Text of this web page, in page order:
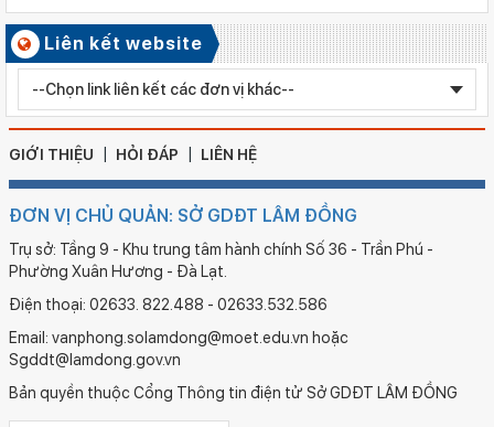
Số ký hiệu: 2577/QĐ-SGDĐT
Ngày ban hành: 05/08/2026
Chỉnh sửa bằng TN THPT LÊ HUỲNH NHƯ HẬU
Liên kết website
GIỚI THIỆU HỎI ĐÁP LIÊN HỆ
ĐƠN VỊ CHỦ QUẢN: SỞ GDĐT LÂM ĐỒNG
Trụ sở: Tầng 9 - Khu trung tâm hành chính Số 36 - Trần Phú -
Phường Xuân Hương - Đà Lạt.
Điện thoại: 02633. 822.488 - 02633.532.586
Email: vanphong.solamdong@moet.edu.vn hoặc
Sgddt@lamdong.gov.vn
Bản quyền thuộc Cổng Thông tin điện tử Sở GDĐT LÂM ĐỒNG